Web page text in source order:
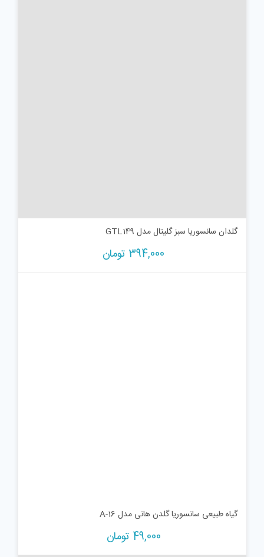
گلدان سانسوریا سبز گلیتال مدل GTL149
394,000 تومان
گیاه طبیعی سانسوریا گلدن هانی مدل A-16
49,000 تومان